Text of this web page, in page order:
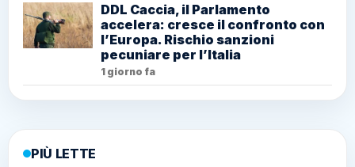
DDL Caccia, il Parlamento
accelera: cresce il confronto con
l’Europa. Rischio sanzioni
pecuniare per l’Italia
1 giorno fa
PIÙ LETTE